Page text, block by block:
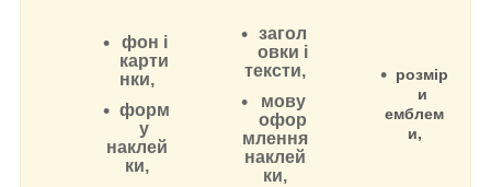
фон і
карти
нки,
форм
у
наклей
ки,
загол
овки і
тексти,
мову
офор
млення
наклей
ки,
розмір
и
емблем
и,